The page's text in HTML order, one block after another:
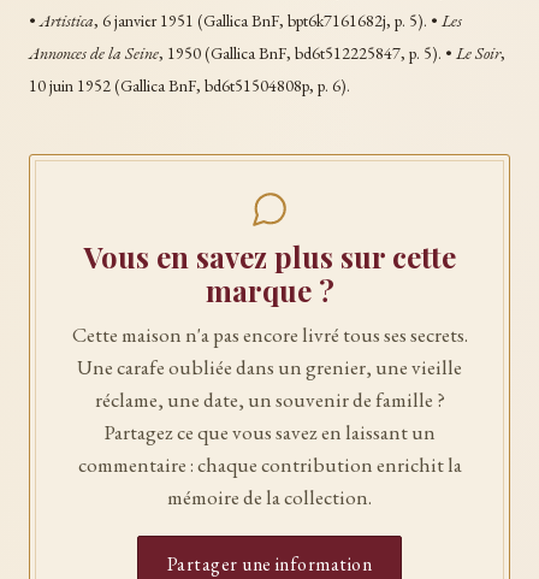
•Artistica, 6 janvier 1951 (Gallica BnF, bpt6k7161682j, p. 5). • Les
Annonces de la Seine, 1950 (Gallica BnF, bd6t512225847, p. 5). • Le Soir,
10 juin 1952 (Gallica BnF, bd6t51504808p, p. 6).
Vous en savez plus sur cette
marque ?
Cette maison n'a pas encore livré tous ses secrets.
Une carafe oubliée dans un grenier, une vieille
réclame, une date, un souvenir de famille ?
Partagez ce que vous savez en laissant un
commentaire : chaque contribution enrichit la
mémoire de la collection.
Partager une information